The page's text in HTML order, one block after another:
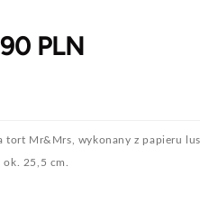
PLN
tort Mr&Mrs, wykonany z papieru
25,5 cm.